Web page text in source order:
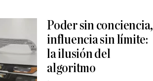
Poder sin conciencia,
influencia sin límite:
la ilusión del
algoritmo